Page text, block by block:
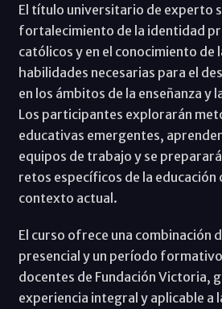
El título universitario de experto
fortalecimiento de la identidad
católicos y en el conocimiento de
habilidades necesarias para el
en los ámbitos de la enseñanza y
Los participantes explorarán
educativas emergentes,
equipos de trabajo y se
retos específicos de la educación
contexto actual.
El curso ofrece una combinación
presencial y un período
docentes de Fundación Victoria,
experiencia integral y aplicable a